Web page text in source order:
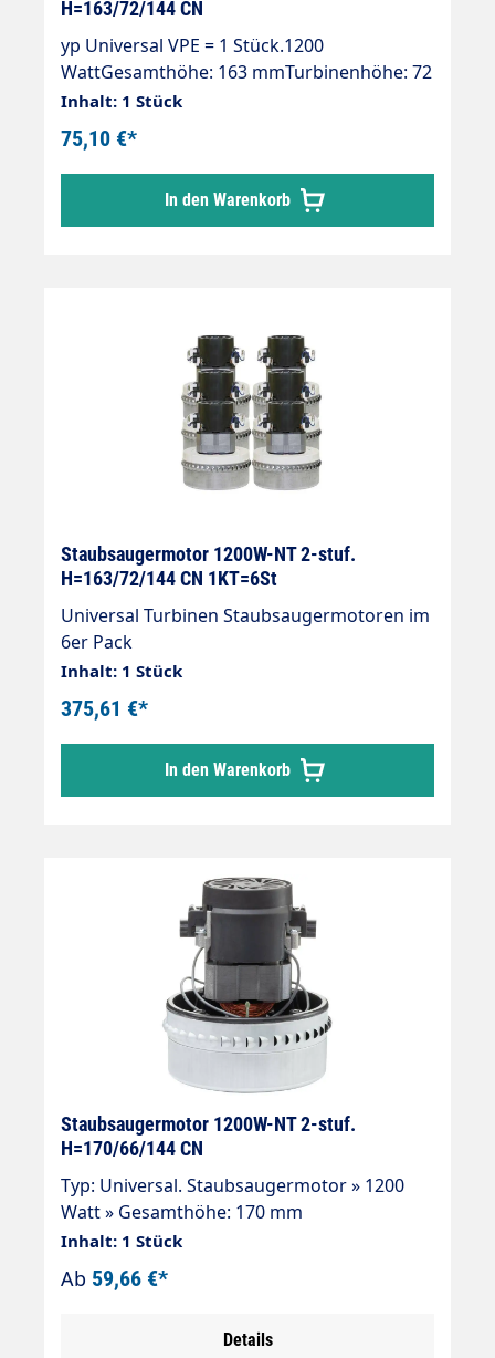
H=163/72/144 CN
yp Universal VPE = 1 Stück.1200
WattGesamthöhe: 163 mmTurbinenhöhe: 72
mmDurchmesser: 144 mm2-stufig230 V / 50
Hz.Typ UniversalKabel beigelegtDoppelt
kugelgelagertDoppelte
IsolierungIsolierungsklasse "B"
Inhalt: 1 Stück
75,10 €*
In den Warenkorb
Staubsaugermotor 1200W-NT 2-stuf.
H=163/72/144 CN 1KT=6St
Universal Turbinen Staubsaugermotoren im
6er Pack
Inhalt: 1 Stück
375,61 €*
In den Warenkorb
Staubsaugermotor 1200W-NT 2-stuf.
H=170/66/144 CN
Typ: Universal. Staubsaugermotor » 1200
Watt » Gesamthöhe: 170 mm
» Turbinenhöhe: 66 mm » Durchmesser: 144
mm » 2-stufig » 230 V / 50 Hz. » Typ
Universal » Kabel vorinstalliert » Doppelt
Isolierungsklasse "B"
Inhalt: 1 Stück
Ab 59,66 €*
Details